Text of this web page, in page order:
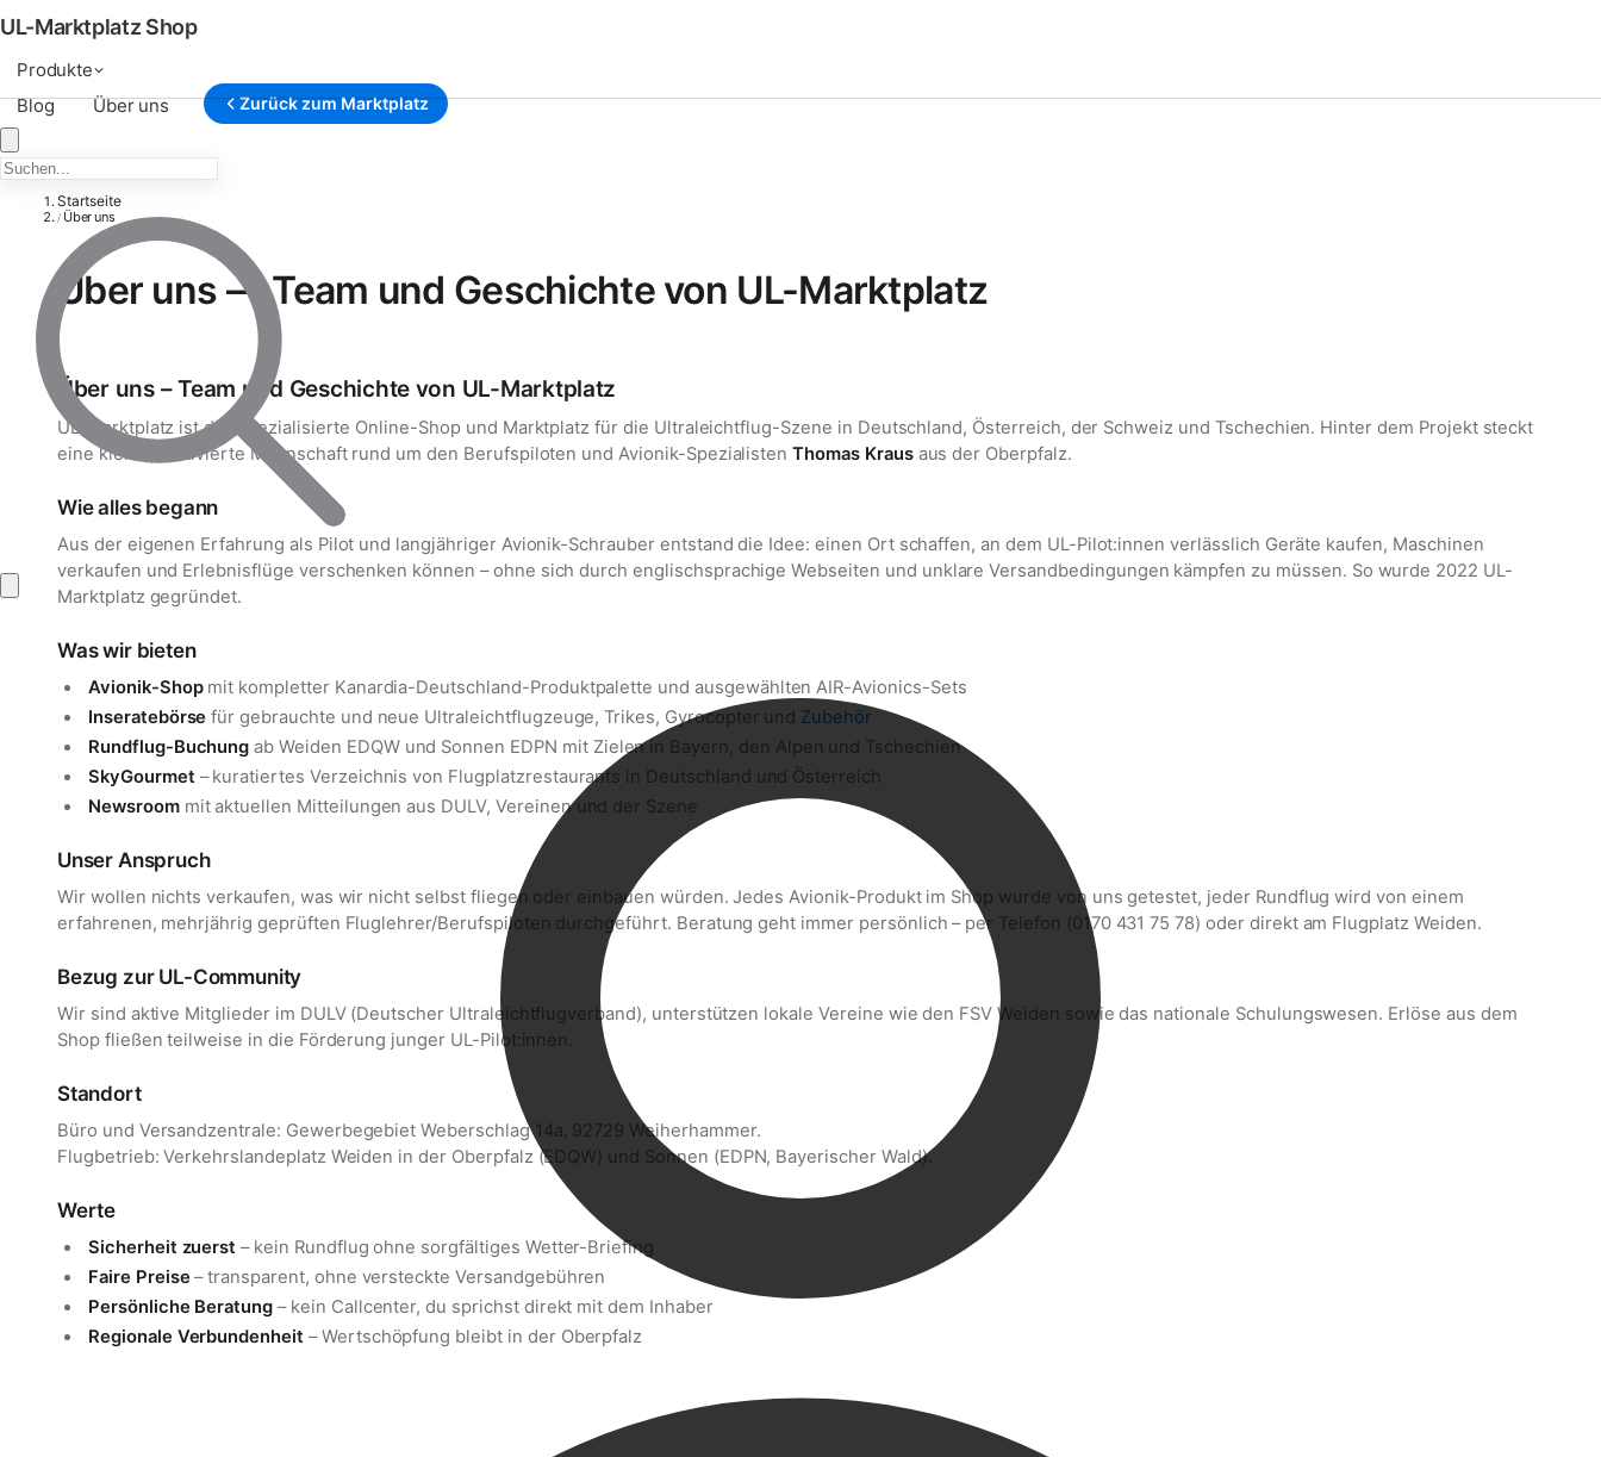
UL-Marktplatz Shop
Produkte
Blog
Über uns Zurück zum Marktplatz
Startseite
/ Über uns
Über uns — Team und Geschichte von UL-Marktplatz
Über uns – Team und Geschichte von UL-Marktplatz
UL-Marktplatz ist der spezialisierte Online-Shop und Marktplatz für die Ultraleichtflug-Szene in Deutschland, Österreich, der Schweiz und Tschechien. Hinter dem Projekt steckt
eine kleine, motivierte Mannschaft rund um den Berufspiloten und Avionik-SpezialistenThomas Krausaus der Oberpfalz.
Wie alles begann
Aus der eigenen Erfahrung als Pilot und langjähriger Avionik-Schrauber entstand die Idee: einen Ort schaffen, an dem UL-Pilot:innen verlässlich Geräte kaufen, Maschinen
verkaufen und Erlebnisflüge verschenken können – ohne sich durch englischsprachige Webseiten und unklare Versandbedingungen kämpfen zu müssen. So wurde 2022 UL-
Marktplatz gegründet.
Was wir bieten
Avionik-Shopmit kompletter Kanardia-Deutschland-Produktpalette und ausgewählten AIR-Avionics-Sets
Inseratebörse für gebrauchte und neue Ultraleichtflugzeuge, Trikes, Gyrocopter und Zubehör
Rundflug-Buchung ab Weiden EDQW und Sonnen EDPN mit Zielen in Bayern, den Alpen und Tschechien
SkyGourmet – kuratiertes Verzeichnis von Flugplatzrestaurants in Deutschland und Österreich
Newsroommit aktuellen Mitteilungen aus DULV, Vereinen und der Szene
Unser Anspruch
Wir wollen nichts verkaufen, was wir nicht selbst fliegen oder einbauen würden. Jedes Avionik-Produkt im Shop wurde von uns getestet, jeder Rundflug wird von einem
erfahrenen, mehrjährig geprüften Fluglehrer/Berufspiloten durchgeführt. Beratung geht immer persönlich – per Telefon (0170 431 75 78) oder direkt am Flugplatz Weiden.
Bezug zur UL-Community
Wir sind aktive Mitglieder im DULV (Deutscher Ultraleichtflugverband), unterstützen lokale Vereine wie den FSV Weiden sowie das nationale Schulungswesen. Erlöse aus dem
Shop fließen teilweise in die Förderung junger UL-Pilot:innen.
Standort
Büro und Versandzentrale: Gewerbegebiet Weberschlag 14a, 92729 Weiherhammer.
Flugbetrieb: Verkehrslandeplatz Weiden in der Oberpfalz (EDQW) und Sonnen (EDPN, Bayerischer Wald).
Werte
Sicherheit zuerst – kein Rundflug ohne sorgfältiges Wetter-Briefing
Faire Preise – transparent, ohne versteckte Versandgebühren
Persönliche Beratung – kein Callcenter, du sprichst direkt mit dem Inhaber
Regionale Verbundenheit – Wertschöpfung bleibt in der Oberpfalz